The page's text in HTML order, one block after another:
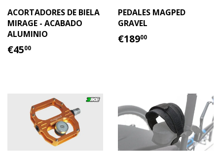
ACORTADORES DE BIELA
MIRAGE - ACABADO
ALUMINIO
PRECIO
€4500
PEDALES MAGPED
GRAVEL
PRECIO
€18900